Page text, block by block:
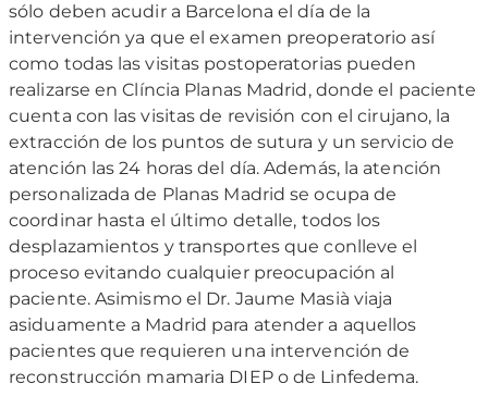
sólo deben acudir a Barcelona el día de la
intervención ya que el examen preoperatorio así
como todas las visitas postoperatorias pueden
realizarse en Clíncia Planas Madrid, donde el paciente
cuenta con las visitas de revisión con el cirujano, la
extracción de los puntos de sutura y un servicio de
atención las 24 horas del día. Además, la atención
personalizada de Planas Madrid se ocupa de
coordinar hasta el último detalle, todos los
desplazamientos y transportes que conlleve el
proceso evitando cualquier preocupación al
paciente. Asimismo el Dr. Jaume Masià viaja
asiduamente a Madrid para atender a aquellos
pacientes que requieren una intervención de
reconstrucción mamaria DIEP o de Linfedema.